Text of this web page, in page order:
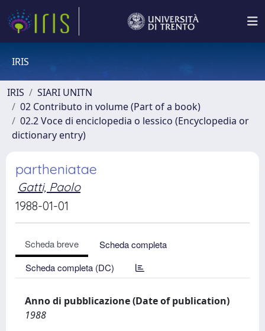
IRIS
IRIS
SIARI UNITN
02 Contributo in volume (Part of a book)
02.2 Voce di enciclopedia o lessico (Encyclopedia or
dictionary entry)
partheniatae
Gatti, Paolo
1988-01-01
Scheda breve
Scheda completa
Scheda completa (DC)
Anno di pubblicazione (Date of publication)
1988